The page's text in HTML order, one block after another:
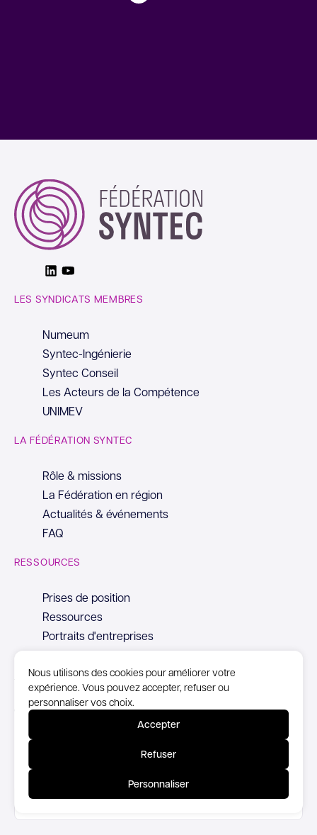
Nous utilisons des cookies pour améliorer votre
expérience. Vous pouvez accepter, refuser ou
personnaliser vos choix.
Accepter
Refuser
Personnaliser
LinkedinYoutube
LES SYNDICATS MEMBRES
Numeum
Syntec-Ingénierie
Syntec Conseil
Les Acteurs de la Compétence
UNIMEV
LA FÉDÉRATION SYNTEC
Rôle & missions
La Fédération en région
Actualités & événements
FAQ
RESSOURCES
Prises de position
Ressources
Portraits d'entreprises
© Copyright Syntec, 2026
Politique de confidentialité
Accessibilité partiellement conforme